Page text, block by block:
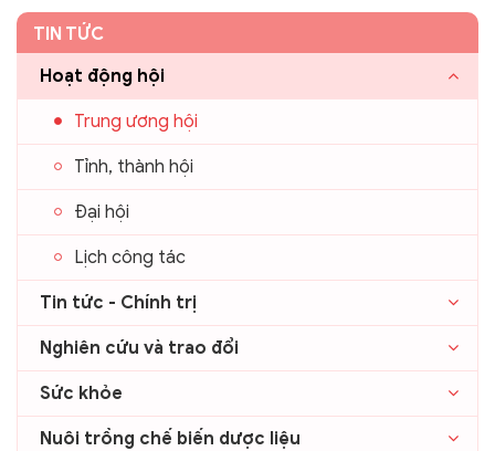
TIN TỨC
Hoạt động hội
Trung ương hội
Tỉnh, thành hội
Đại hội
Lịch công tác
Tin tức - Chính trị
Nghiên cứu và trao đổi
Sức khỏe
Nuôi trồng chế biến dược liệu